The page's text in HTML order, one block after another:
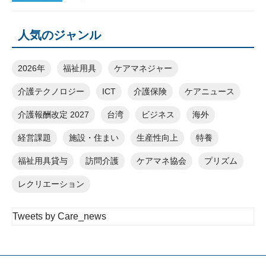
人気のジャンル
2026年 福祉用具 ケアマネジャー
介護テクノロジー ICT 介護保険 ケアニュース
介護報酬改定 2027 台湾 ビジネス 海外
経営課題 施設・住まい 生産性向上 特養
福祉用具貸与 訪問介護 ケアマネ協会 プリズム
レクリエーション
Tweets by Care_news